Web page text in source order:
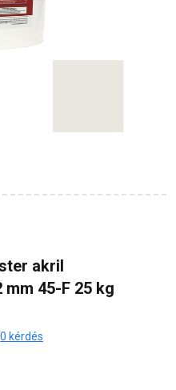
akril
45-F 25 kg
0 kérdés